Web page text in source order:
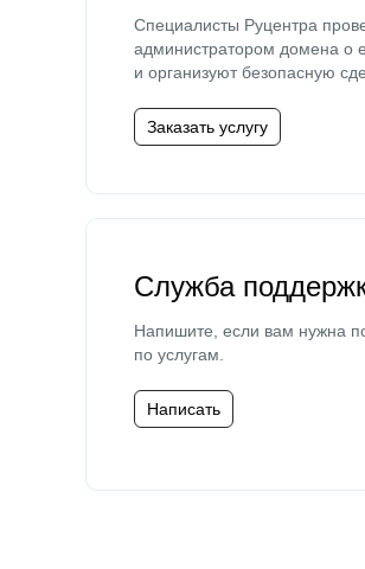
Специалисты Руцентра
администратором домена о
и организуют безопасную
Заказать услугу
Служба
Напишите, если вам нужна
по услугам.
Написать